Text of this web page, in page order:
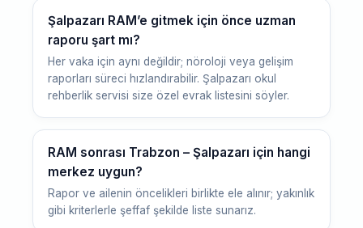
Şalpazarı RAM’e gitmek için önce uzman
raporu şart mı?
Her vaka için aynı değildir; nöroloji veya gelişim
raporları süreci hızlandırabilir. Şalpazarı okul
rehberlik servisi size özel evrak listesini söyler.
RAM sonrası Trabzon – Şalpazarı için hangi
merkez uygun?
Rapor ve ailenin öncelikleri birlikte ele alınır; yakınlık
gibi kriterlerle şeffaf şekilde liste sunarız.